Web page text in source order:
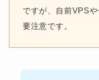
ですが、自前VPS
要注意です。